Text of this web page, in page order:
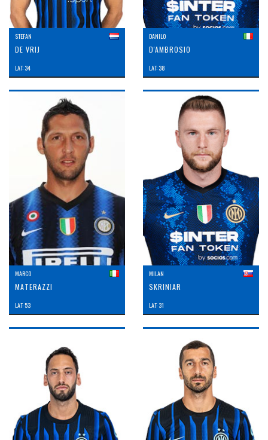
STEFAN
DE VRIJ
LAT: 34
DANILO
D'AMBROSIO
LAT: 38
MARCO
MATERAZZI
LAT: 53
MILAN
SKRINIAR
LAT: 31